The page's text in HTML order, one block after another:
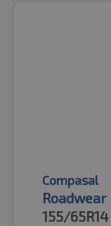
Compasal
Roadwear
155/65R14